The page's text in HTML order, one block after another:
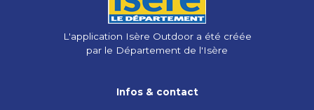
L'application Isère Outdoor a été créée
par le Département de l'Isère
Infos & contact